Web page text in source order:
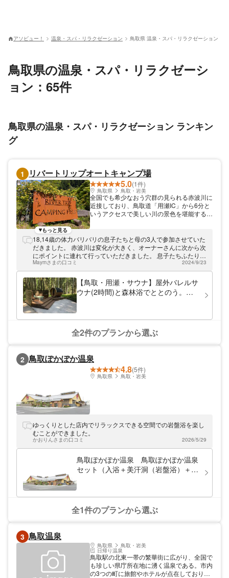
アソビュー！ 温泉・スパ・リラクゼーション 鳥取県 温泉・スパ・リラクゼーション
鳥取県の温泉・スパ・リラクゼーシ
ョン：65件
鳥取県の温泉・スパ・リラクゼーション ランキン
グ
1
リバートリップオートキャンプ場
5.0(1件)
鳥取県 鳥取・岩美
全国でも希少なおう穴群の見られる赤波川に
近接しており、鳥取道「用瀬IC」から6分と
いうアクセスで美しい川の景色を堪能するこ
でき、屋外バレルサウナやリバートレッキン
グ、サバゲ―などアクティビティを満喫でき
る場所です。
もっと見る
18,14歳の体力バリバリの息子たちと母の3人で参加させていた
だきました。 赤波川は変化が大きく、オーナーさんに次から次
にポイントに連れて行っていただきました。 息子たちふたりは
まだオーナーしかクリアしていない崖をなんとクリアしてしま
いました。 母は日頃の重い仕事をはねのけるように アグレッ
シブに高い高いジャンプポイントからダイブ 挑戦者最高齢記録
をいただきました！ 今日は楽しすぎる時間を共有いただき あ
りがとうございました。
Maymさまの口コミ 2024/9/23
【鳥取・用瀬・サウナ】屋外バレルサ
ウナ(2時間)と森林浴でととのう。川
楽しみいただけます！
全2件のプランから選ぶ
2 鳥取ぽかぽか温泉
4.8(5件)
鳥取県 鳥取・岩美
ゆっくりとした店内でリラックスできる空間での岩盤浴を楽し
むことができました。
かおりんさまの口コミ 2026/5/29
鳥取ぽかぽか温泉 鳥取ぽかぽか温泉
セット（入浴＋美汗洞（岩盤浴）＋タ
全1件のプランから選ぶ
3 鳥取温泉
鳥取県 鳥取・岩美
日帰り温泉
鳥取駅の北東一帯の繁華街に広がり、全国で
も珍しい県庁所在地に湧く温泉である。市内
の3つの町に旅館やホテルが点在しており、